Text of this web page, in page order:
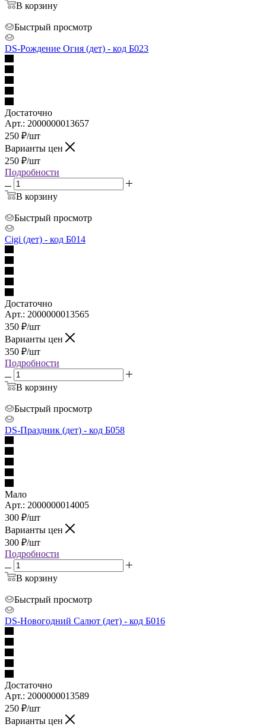
В корзину
Быстрый просмотр
DS-Рождение Огня (дет) - код Б023
Достаточно
Арт.: 2000000013657
250 ₽/шт
Варианты цен
250 ₽/шт
Подробности
В корзину
Быстрый просмотр
Cigi (дет) - код Б014
Достаточно
Арт.: 2000000013565
350 ₽/шт
Варианты цен
350 ₽/шт
Подробности
В корзину
Быстрый просмотр
DS-Праздник (дет) - код Б058
Мало
Арт.: 2000000014005
300 ₽/шт
Варианты цен
300 ₽/шт
Подробности
В корзину
Быстрый просмотр
DS-Новогодний Салют (дет) - код Б016
Достаточно
Арт.: 2000000013589
250 ₽/шт
Варианты цен